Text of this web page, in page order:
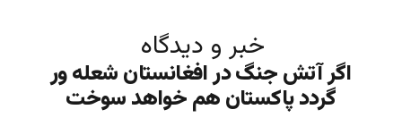
خبر و دیدگاه
اگر آتش جنگ در افغانستان شعله ور
گردد پاکستان هم خواهد سوخت